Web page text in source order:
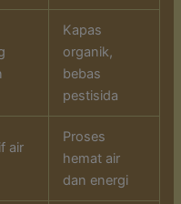
Kapas
organik,
bebas
pestisida
air
Proses
hemat air
dan energi